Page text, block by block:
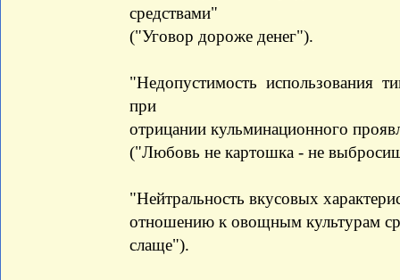
средствами"
("Уговор дороже денег").
"Недопустимость использования
при
отрицании кульминационного
("Любовь не картошка - не
"Нейтральность вкусовых
отношению к овощным культурам
слаще").